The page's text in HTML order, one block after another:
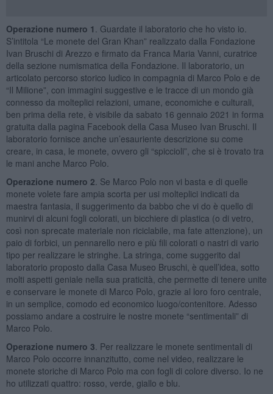
Operazione numero 1 . Guardate il laboratorio che ho visto io.
S’intitola “Le monete del Gran Khan” realizzato dalla Fondazione
Ivan Bruschi di Arezzo e firmato da Franca Maria Vanni, curatrice
della sezione numismatica della Fondazione. Il laboratorio, un
articolato percorso storico ludico in compagnia di Marco Polo e de
“Il Milione”, con immagini suggestive e le tracce di un mondo già
connesso da molteplici relazioni, umane, economiche e culturali,
ben prima della rete, è visibile da sabato 16 gennaio 2021 in forma
gratuita dalla pagina Facebook della Casa Museo Ivan Bruschi. Il
laboratorio fornisce anche un’esauriente descrizione su come
creare, in casa, le monete, ovvero gli “spiccioli”, che si è trovato tra
le mani anche Marco Polo.
Operazione numero 2 . Se Marco Polo non vi basta e di quelle
monete volete fare ampia scorta per usi molteplici indicati da
maestra fantasia, il suggerimento da babbo che vi do è quello di
munirvi di alcuni fogli colorati, un bicchiere di plastica (o di vetro,
così non sprecate materiale non riciclabile, ma fate attenzione), un
paio di forbici, un pennarello nero e più fili colorati o nastri di vario
tipo per realizzare le stringhe. La stringa, come suggerito dal
laboratorio proposto dalla Casa Museo Bruschi, è quell’idea, sotto
molti aspetti geniale nella sua praticità, che permette di tenere unite
e conservare le monete di Marco Polo, grazie al loro foro centrale,
in un semplice, comodo ed economico luogo/contenitore. Adesso
possiamo andare a costruire le nostre monete “sentimentali” di
Marco Polo.
Operazione numero 3 . Per realizzare le monete sentimentali di
Marco Polo occorre innanzitutto, come nel video, realizzare le
monete storiche di Marco Polo ma con fogli di colore diverso. Io ne
ho utilizzati quattro: rosso, verde, giallo e blu.